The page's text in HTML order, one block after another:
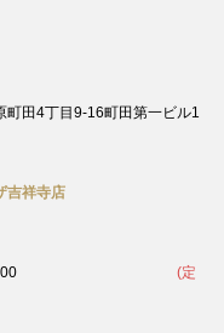
)
町田4丁目9‐16町田第一ビル1
吉祥寺店
～19：00 (定
)